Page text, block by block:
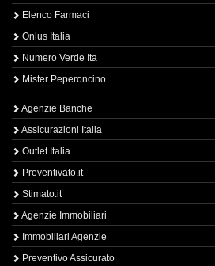
Elenco Farmaci
Onlus Italia
Numero Verde Ita
Mister Peperoncino
Agenzie Banche
Assicurazioni Italia
Outlet Italia
Preventivato.it
Stimato.it
Agenzie Immobiliari
Immobiliari Agenzie
Preventivo Assicurato